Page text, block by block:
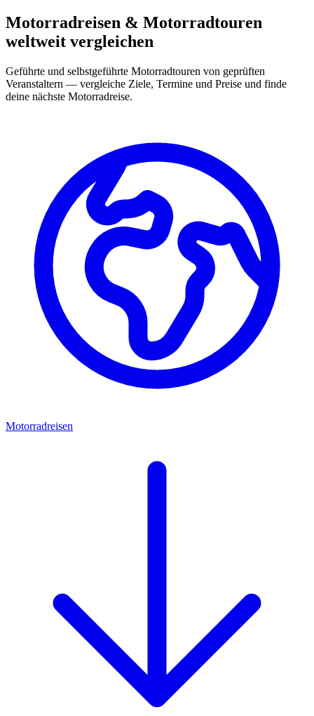
Motorradreisen & Motorradtouren
weltweit vergleichen
Geführte und selbstgeführte Motorradtouren von geprüften
Veranstaltern — vergleiche Ziele, Termine und Preise und finde
deine nächste Motorradreise.
Motorradreisen